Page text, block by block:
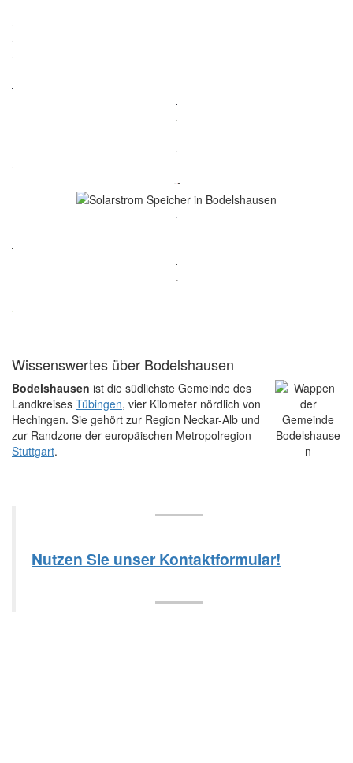
Wissenswertes über Bodelshausen
Bodelshausen ist die südlichste Gemeinde des
Landkreises Tübingen, vier Kilometer nördlich von
Hechingen. Sie gehört zur Region Neckar-Alb und
zur Randzone der europäischen Metropolregion
Stuttgart.
Nutzen Sie unser Kontaktformular!